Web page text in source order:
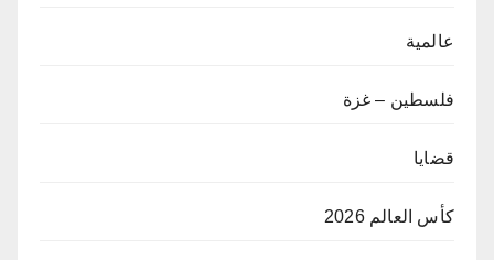
عالمية
فلسطين – غزة
قضايا
كأس العالم 2026